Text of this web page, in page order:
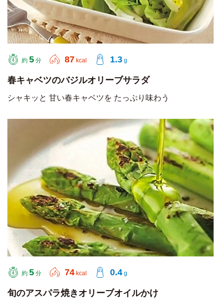
約 5 分 87 kcal 1.3 g
春キャベツのバジルオリーブサラダ
シャキッと 甘い春キャベツを たっぷり味わう
約 5 分 74 kcal 0.4 g
旬のアスパラ焼きオリーブオイルかけ